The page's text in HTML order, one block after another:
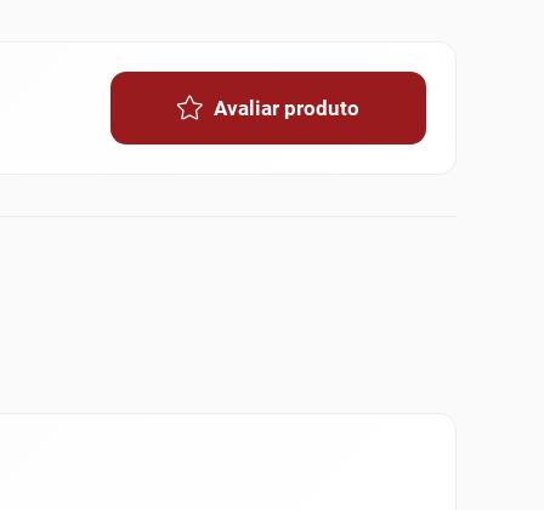
Avaliar produto